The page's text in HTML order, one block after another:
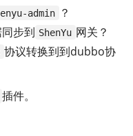
admin ？
步到 ShenYu 网关？
协议转换到到dubbo协
插件。